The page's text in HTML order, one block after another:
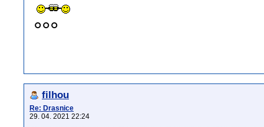
°°°
filhou
Re: Drasnice
29. 04. 2021 22:24